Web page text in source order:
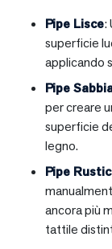
Pipe Lisce:
superficie
applicando
Pipe
per creare
superficie
legno.
Pipe
ancora più
tattile